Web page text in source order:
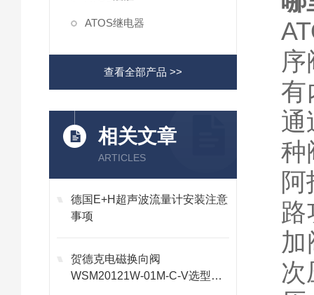
ATOS继电器
查看全部产品 >>
相关文章
ARTICLES
德国E+H超声波流量计安装注意
事项
贺德克电磁换向阀
WSM20121W-01M-C-V选型说
有
通
种
路
加
次